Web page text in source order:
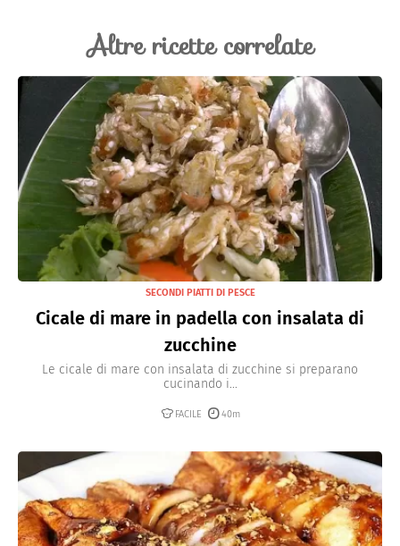
Altre ricette correlate
SECONDI PIATTI DI PESCE
Cicale di mare in padella con insalata di
zucchine
Le cicale di mare con insalata di zucchine si preparano
cucinando i...
FACILE 40m